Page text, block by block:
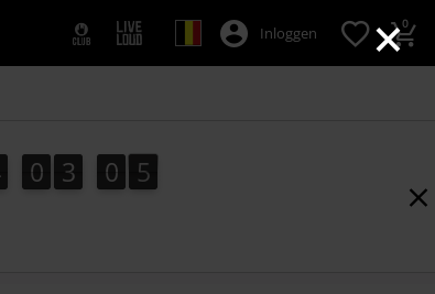
×
Inloggen 0
0
0 3
3 0
0 3
4
3
5
4